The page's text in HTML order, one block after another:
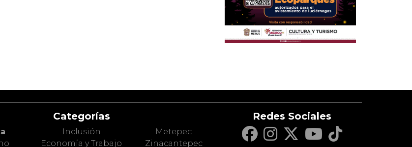
Categorías
Inclusión
Economía y Trabajo
Metepec
Zinacantepec
Redes Sociales